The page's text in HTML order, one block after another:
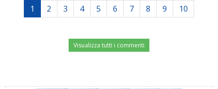
1 2 3 4 5 6 7 8 9 10
Visualizza tutti i commenti